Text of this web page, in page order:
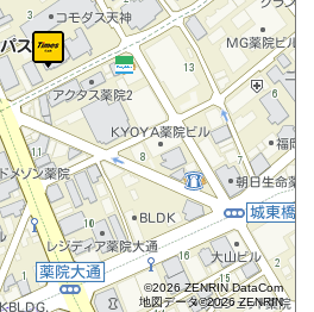
©2026 ZENRIN DataCom
地図データ©2026 ZENRIN